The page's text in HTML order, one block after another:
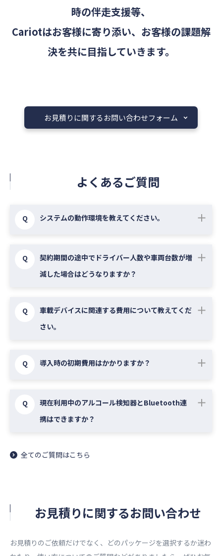
時の伴走支援等、​
Cariotはお客様に寄り添い、お客様の課題解
決を共に目指していきます。​
お見積りに関するお問い合わせフォーム​
よくあるご質問​​
Q システムの動作環境を教えてください。
たは Mozilla Firefox、 Microsoft Edge の最新バー
ジョンをご利用ください。その他のソフトウェア・
DriveCast（リアルタイム位置情報の共有機能）以
外は動作サポートしておりません。
Android（9.0以上）をご利用ください。なお
Androidタブレットは動作サポートしておりません
のでご注意ください。
Q
契約期間の途中でドライバー人数や車両台数が増
減した場合はどうなりますか？
す。この場合、既存契約の満了日に合わせて、ご利
用する月単位（日割りなし）の料金をお支払いいた
Q
車載デバイスに関連する費用について教えてくだ
さい。
額利用料に加算されます。販売提供時は、車載デバ
発生します。
それ以外に車載デバイスの取付工事を委託される場
デバイス一覧や特徴については、
Q 導入時の初期費用はかかりますか？
システム初期設定を代行する場合、有償サポート料
金が発生します。料金は代行する作業の内容や規模
Q
現在利用中のアルコール検知器とBluetooth連
携はできますか？
製/ソシアックNEO BLUE）以外のBluetooth連携は
アルコール検知器を用いることは可能です。
全てのご質問はこちら
お見積りに関するお問い合わせ​
お見積りのご依頼だけでなく、どのパッケージを選択するか迷わ